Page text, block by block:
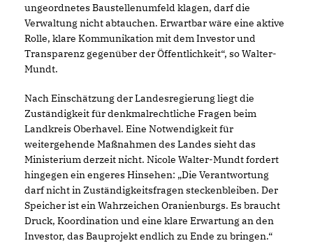
ungeordnetes Baustellenumfeld klagen, darf die
Verwaltung nicht abtauchen. Erwartbar wäre eine aktive
Rolle, klare Kommunikation mit dem Investor und
Transparenz gegenüber der Öffentlichkeit“, so Walter-
Mundt.
Nach Einschätzung der Landesregierung liegt die
Zuständigkeit für denkmalrechtliche Fragen beim
Landkreis Oberhavel. Eine Notwendigkeit für
weitergehende Maßnahmen des Landes sieht das
Ministerium derzeit nicht. Nicole Walter-Mundt fordert
hingegen ein engeres Hinsehen: „Die Verantwortung
darf nicht in Zuständigkeitsfragen steckenbleiben. Der
Speicher ist ein Wahrzeichen Oranienburgs. Es braucht
Druck, Koordination und eine klare Erwartung an den
Investor, das Bauprojekt endlich zu Ende zu bringen.“